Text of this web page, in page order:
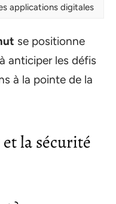
applications digitales
se positionne
anticiper les défis
à la pointe de la
la sécurité